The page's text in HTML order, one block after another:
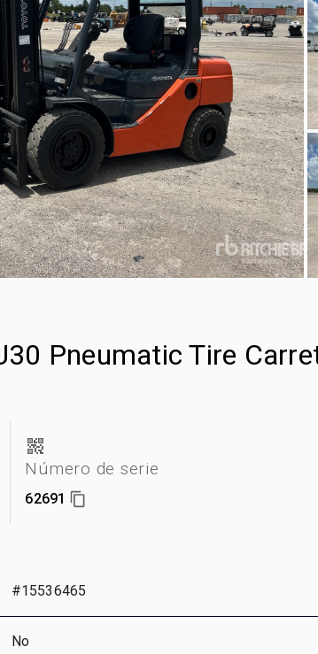
Pneumatic Tire
Número de serie
62691
#15536465
No